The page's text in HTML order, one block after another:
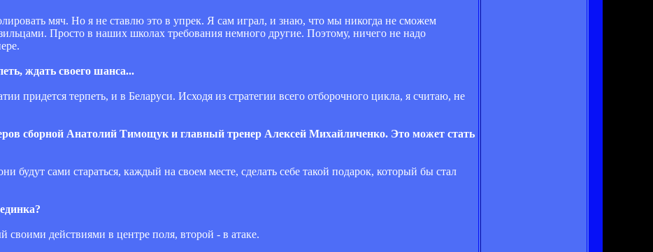
мяч. Но я не ставлю это в упрек. Я сам играл, и знаю, что мы никогда не сможем
Просто в наших школах требования немного другие. Поэтому, ничего не надо
ждать своего шанса...
придется терпеть, и в Беларуси. Исходя из стратегии всего отборочного цикла, я считаю, не
сборной Анатолий Тимощук и главный тренер Алексей Михайличенко. Это может стать
сами стараться, каждый на своем месте, сделать себе такой подарок, который бы стал
действиями в центре поля, второй - в атаке.